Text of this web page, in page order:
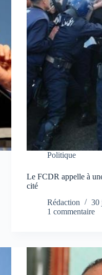
Politique
Le FCDR appelle à
cité
Rédaction
30
1 commentaire